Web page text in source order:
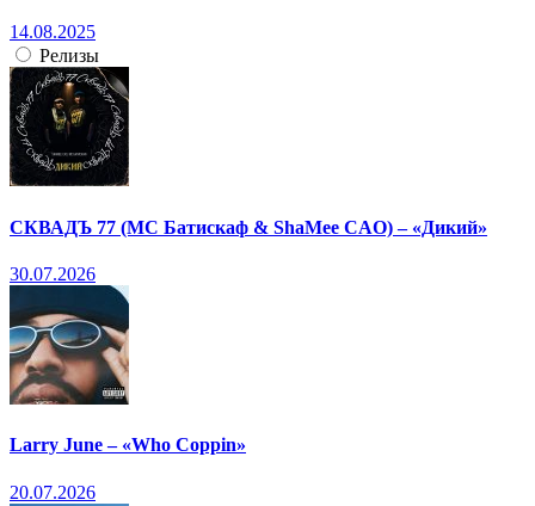
14.08.2025
Релизы
СКВАДЪ 77 (МС Батискаф & ShaMee CAO) – «Дикий»
30.07.2026
Larry June – «Who Coppin»
20.07.2026